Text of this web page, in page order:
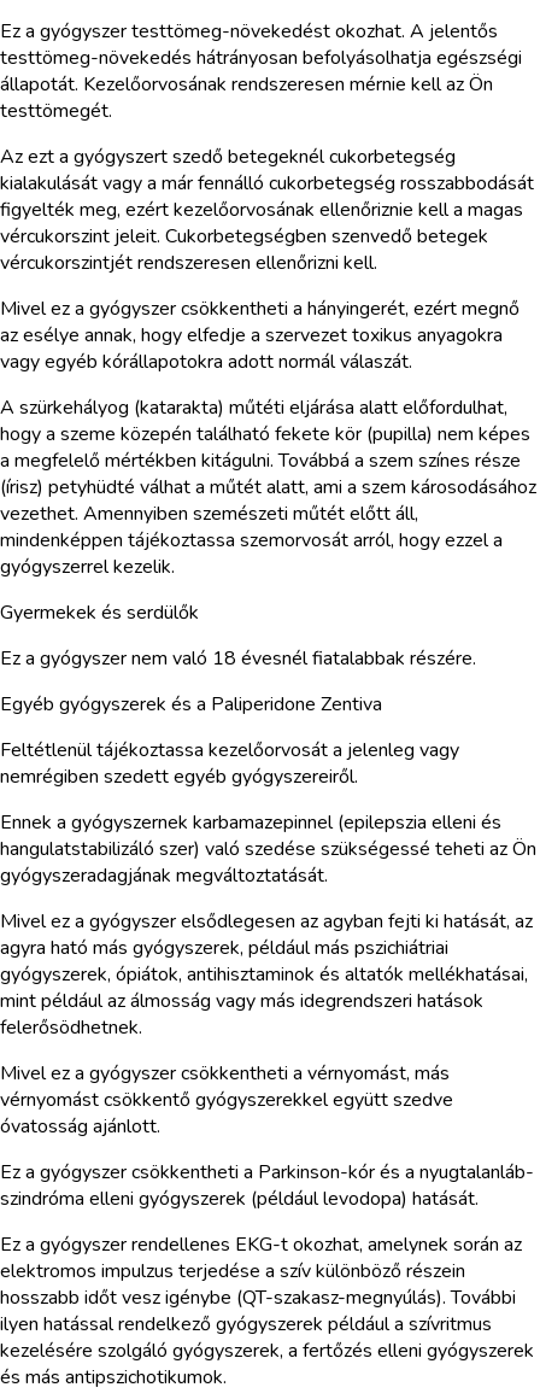
Ez a gyógyszer testtömeg-növekedést okozhat. A jelentős
testtömeg-növekedés hátrányosan befolyásolhatja egészségi
állapotát. Kezelőorvosának rendszeresen mérnie kell az Ön
testtömegét.
Az ezt a gyógyszert szedő betegeknél cukorbetegség
kialakulását vagy a már fennálló cukorbetegség rosszabbodását
figyelték meg, ezért kezelőorvosának ellenőriznie kell a magas
vércukorszint jeleit. Cukorbetegségben szenvedő betegek
vércukorszintjét rendszeresen ellenőrizni kell.
Mivel ez a gyógyszer csökkentheti a hányingerét, ezért megnő
az esélye annak, hogy elfedje a szervezet toxikus anyagokra
vagy egyéb kórállapotokra adott normál válaszát.
A szürkehályog (katarakta) műtéti eljárása alatt előfordulhat,
hogy a szeme közepén található fekete kör (pupilla) nem képes
a megfelelő mértékben kitágulni. Továbbá a szem színes része
(írisz) petyhüdté válhat a műtét alatt, ami a szem károsodásához
vezethet. Amennyiben szemészeti műtét előtt áll,
mindenképpen tájékoztassa szemorvosát arról, hogy ezzel a
gyógyszerrel kezelik.
Gyermekek és serdülők
Ez a gyógyszer nem való 18 évesnél fiatalabbak részére.
Egyéb gyógyszerek és a Paliperidone Zentiva
Feltétlenül tájékoztassa kezelőorvosát a jelenleg vagy
nemrégiben szedett egyéb gyógyszereiről.
Ennek a gyógyszernek karbamazepinnel (epilepszia elleni és
hangulatstabilizáló szer) való szedése szükségessé teheti az Ön
gyógyszeradagjának megváltoztatását.
Mivel ez a gyógyszer elsődlegesen az agyban fejti ki hatását, az
agyra ható más gyógyszerek, például más pszichiátriai
gyógyszerek, ópiátok, antihisztaminok és altatók mellékhatásai,
mint például az álmosság vagy más idegrendszeri hatások
felerősödhetnek.
Mivel ez a gyógyszer csökkentheti a vérnyomást, más
vérnyomást csökkentő gyógyszerekkel együtt szedve
óvatosság ajánlott.
Ez a gyógyszer csökkentheti a Parkinson-kór és a nyugtalanláb-
szindróma elleni gyógyszerek (például levodopa) hatását.
Ez a gyógyszer rendellenes EKG-t okozhat, amelynek során az
elektromos impulzus terjedése a szív különböző részein
hosszabb időt vesz igénybe (QT-szakasz-megnyúlás). További
ilyen hatással rendelkező gyógyszerek például a szívritmus
kezelésére szolgáló gyógyszerek, a fertőzés elleni gyógyszerek
és más antipszichotikumok.